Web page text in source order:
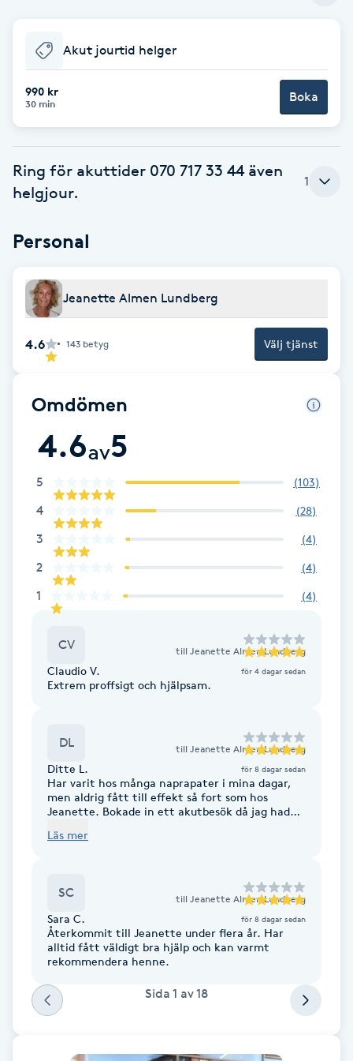
Balayage
Barnklippning
BIAB
Blowout
Bottenfärg
Bröllopsuppsättning
Celluliter
Color correction
Damklippning
Dermapen
Enzympeeling
Extensions
Extensions borttagning
Eyeliner-tatuering
Akut jourtid helger
990 kr
30 min Boka
Ring för akuttider 070 717 33 44 även
helgjour.
1
Personal
Jeanette Almen Lundberg
4.6 143 betyg Välj tjänst
Omdömen
4.6av5
5 (103)
4 (28)
3 (4)
2 (4)
1 (4)
CV till Jeanette Almen Lundberg
Claudio V. för 4 dagar sedan
Extrem proffsigt och hjälpsam.
DL till Jeanette Almen Lundberg
Ditte L. för 8 dagar sedan
Har varit hos många naprapater i mina dagar,
men aldrig fått till effekt så fort som hos
Jeanette. Bokade in ett akutbesök då jag hade
direkt och jag hade inga känningar efter.
huvudstaden. 🙏 För att semestern blev räddad.
Läs mer
SC till Jeanette Almen Lundberg
Sara C. för 8 dagar sedan
Återkommit till Jeanette under flera år. Har
alltid fått väldigt bra hjälp och kan varmt
rekommendera henne.
Sida 1 av18